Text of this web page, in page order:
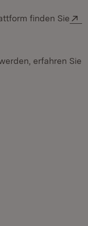
finden Sie
erfahren Sie